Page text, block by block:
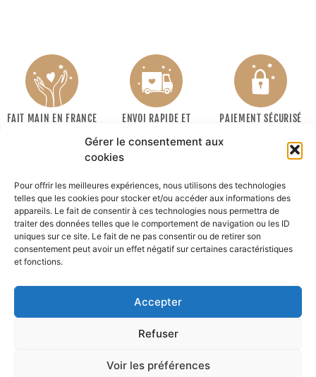
Gérer le consentement aux
cookies
Pour offrir les meilleures expériences, nous utilisons des technologies
telles que les cookies pour stocker et/ou accéder aux informations des
appareils. Le fait de consentir à ces technologies nous permettra de
traiter des données telles que le comportement de navigation ou les ID
uniques sur ce site. Le fait de ne pas consentir ou de retirer son
consentement peut avoir un effet négatif sur certaines caractéristiques
et fonctions.
Accepter
Refuser
Voir les préférences
FAIT MAIN EN FRANCE
ENVOI RAPIDE ET
PAIEMENT SÉCURISÉ
INFORMATIONS
MON COMPTE